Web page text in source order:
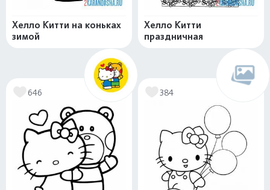
Хелло Китти на коньках
зимой
Хелло Китти
праздничная
646 384